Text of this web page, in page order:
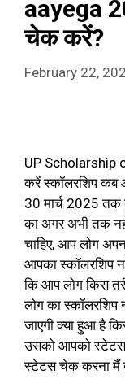
aayega
चेक करें?
February 22,
UP Scholarship
करें स्कॉलरशिप कब
30 मार्च 2025
का अगर अभी तक
चाहिए, आप लोग
आपका स्कॉलरशिप
कि आप लोग किस
लोग का स्कॉलरशिप
जाएगी क्या हुआ है
उसको आपको स्टेटस
स्टेटस चेक करना मैं